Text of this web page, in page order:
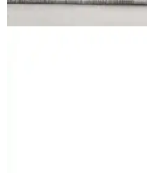
Bu karşılaştırmada,
powerbank'lerin